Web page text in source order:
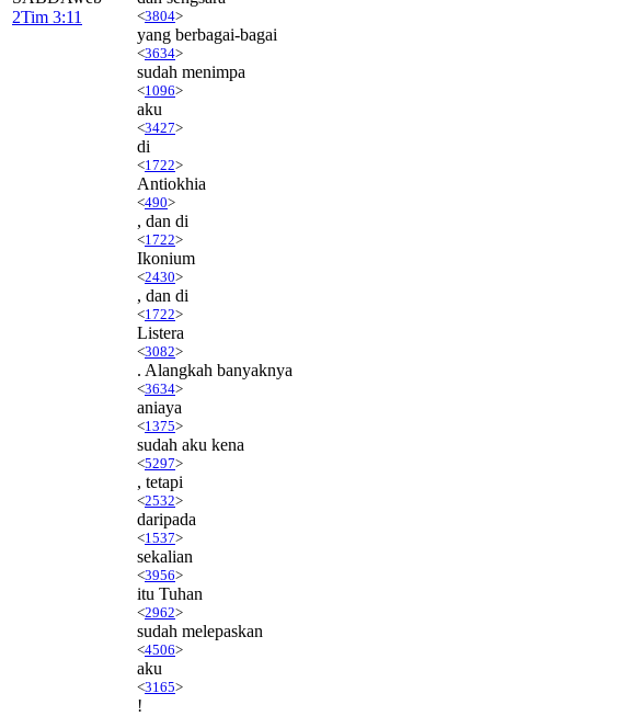
2Tim 3:11
<3804>
yang berbagai-bagai
<3634>
sudah menimpa
<1096>
aku
<3427>
di
<1722>
Antiokhia
<490>
, dan di
<1722>
Ikonium
<2430>
, dan di
<1722>
Listera
<3082>
. Alangkah banyaknya
<3634>
aniaya
<1375>
sudah aku kena
<5297>
, tetapi
<2532>
daripada
<1537>
sekalian
<3956>
itu Tuhan
<2962>
sudah melepaskan
<4506>
aku
<3165>
!